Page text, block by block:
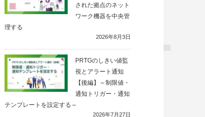
された拠点のネット
ワーク機器を中央管
理する
2026年8月3日
PRTGのしきい値監
視とアラート通知
【後編】～制限値・
通知トリガー・通知
テンプレートを設定する～
2026年7月27日